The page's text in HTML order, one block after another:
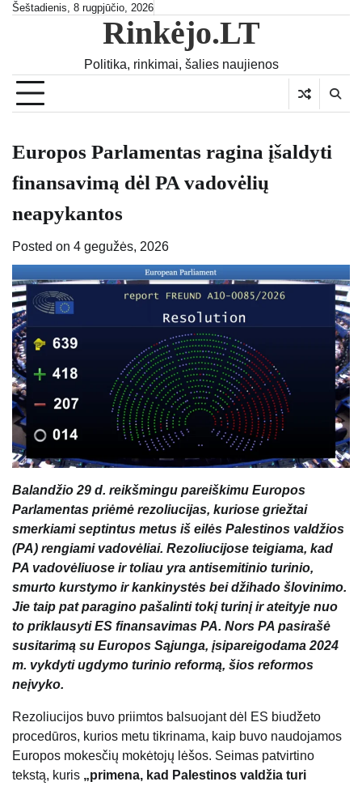
SkipŠeštadienis, 8 rugpjūčio, 2026
Rinkėjo.LT
Politika, rinkimai, šalies naujienos
Europos Parlamentas ragina įšaldyti
finansavimą dėl PA vadovėlių
neapykantos
Posted on 4 gegužės, 2026
Balandžio 29 d. reikšmingu pareiškimu Europos
Parlamentas priėmė rezoliucijas, kuriose griežtai
smerkiami septintus metus iš eilės Palestinos valdžios
(PA) rengiami vadovėliai. Rezoliucijose teigiama, kad
PA vadovėliuose ir toliau yra antisemitinio turinio,
smurto kurstymo ir kankinystės bei džihado šlovinimo.
Jie taip pat paragino pašalinti tokį turinį ir ateityje nuo
to priklausyti ES finansavimas PA. Nors PA pasirašė
susitarimą su Europos Sąjunga, įsipareigodama 2024
m. vykdyti ugdymo turinio reformą, šios reformos
neįvyko.
Rezoliucijos buvo priimtos balsuojant dėl ​​ES biudžeto
procedūros, kurios metu tikrinama, kaip buvo naudojamos
Europos mokesčių mokėtojų lėšos. Seimas patvirtino
tekstą, kuris „primena, kad Palestinos valdžia turi